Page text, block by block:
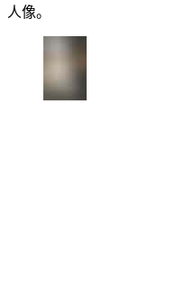
人像。